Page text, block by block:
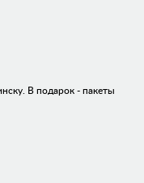
В подарок - пакеты